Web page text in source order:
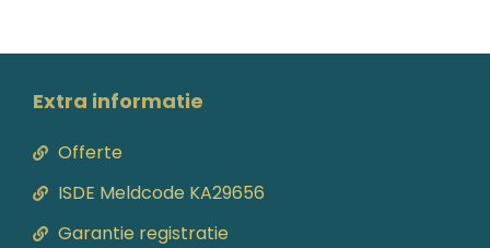
Extra informatie
Offerte
ISDE Meldcode KA29656
Garantie registratie